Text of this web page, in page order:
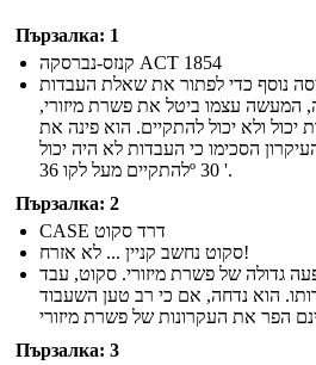
Пързалка: 1
קנזס-נברסקה ACT 1854
נברסקה החוק של 1854 ניסה נוסף כדי לפתור את שאלת העבדות
המעשה עצמו ביטל את פשרת מיזורי,
ולא יכול להתקיים. הוא פינה את
הסכימו כי העבדות לא היה יכול
להתקיים מעל לקו 36º 30 '.
Пързалка: 2
CASE דרד סקוט
סקוט נחשב קניין ... לא אזרח!
גדולה של פשרת מיזורי. סקוט, עבד
הוא נדחה, אם כי רב טען השעבוד
Пързалка: 3